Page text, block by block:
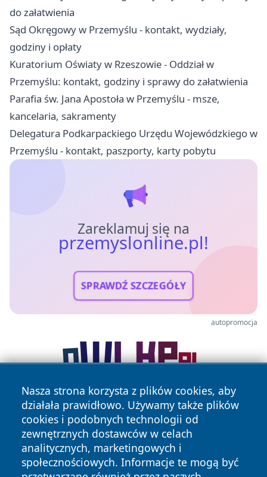
do załatwienia
Sąd Okręgowy w Przemyślu - kontakt, wydziały,
godziny i opłaty
Kuratorium Oświaty w Rzeszowie - Oddział w
Przemyślu: kontakt, godziny i sprawy do załatwienia
Parafia św. Jana Apostoła w Przemyślu - msze,
kancelaria, sakramenty
Delegatura Podkarpackiego Urzędu Wojewódzkiego w
Przemyślu - kontakt, paszporty, karty pobytu
Zareklamuj się na
przemyslonline.pl!
SPRAWDŹ SZCZEGÓŁY
autopromocja
Nasza strona korzysta z plików cookies, aby
działała prawidłowo. Używamy także plików
cookies i podobnych technologii od
zewnętrznych dostawców w celach
analitycznych, marketingowych i
społecznościowych. Informacje te mogą być